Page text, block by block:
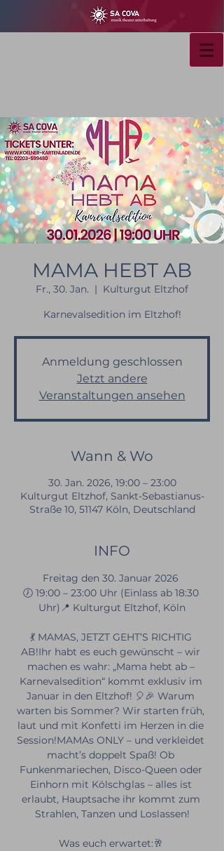
MAMA HEBT AB
Fr., 30. Jan.
  |
Kulturgut Eltzhof
Karnevalsedition im Eltzhof!
Anmeldung geschlossen
Jetzt andere
Veranstaltungen ansehen
Wann & Wo
30. Jan. 2026, 19:00 – 23:00
Kulturgut Eltzhof, Sankt-Sebastianus-
Straße 10, 51147 Köln, Deutschland
INFO
Freitag den 30. Januar 2026
🕖 19:00 – 23:00 Uhr (Einlass ab 18:30
Uhr)📍 Kulturgut Eltzhof, Köln
💃 MAMAS, JETZT GEHT’S RICHTIG
AB!Ihr habt es euch gewünscht – wir
machen es wahr: „Mama hebt ab –
Karnevalsedition“ kommt exklusiv im
Januar in den Eltzhof! 🎈🎉 Warum
warten bis Sommer? Wir starten früh,
laut und mit Konfetti im Herzen in die
Session!MAMAs ONLY – und verkleidet
macht’s doppelt Spaß! Ob
Funkenmariechen, Disco-Queen oder
Einhorn mit Kölschglas – alles ist
erlaubt, Hauptsache ihr kommt zum
Strahlen, Tanzen und Loslassen!
Was euch erwartet:🥂